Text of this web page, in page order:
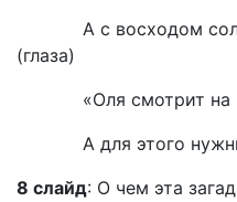
А с восходом
(глаза)
«Оля смотрит на
А для этого нужны
8 слайд: О чем эта